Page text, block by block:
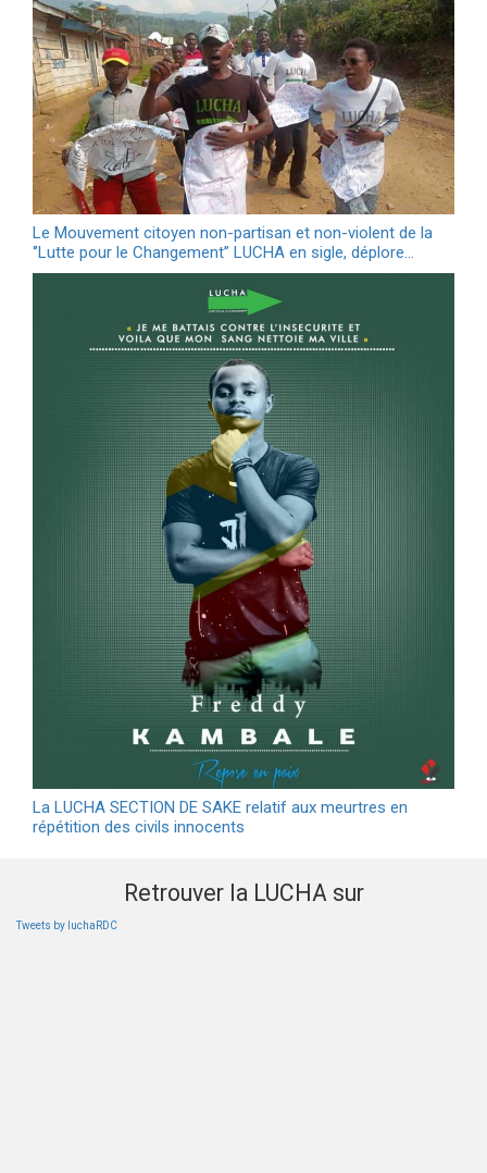
Le Mouvement citoyen non-partisan et non-violent de la
‘’Lutte pour le Changement’’ LUCHA en sigle, déplore…
La LUCHA SECTION DE SAKE relatif aux meurtres en
répétition des civils innocents
Retrouver la LUCHA sur
Tweets by luchaRDC